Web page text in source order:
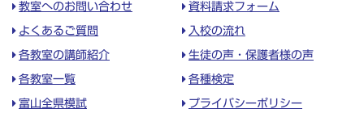
教室へのお問い合わせ 資料請求フォーム
よくあるご質問 入校の流れ
各教室の講師紹介 生徒の声・保護者様の声
各教室一覧 各種検定
富山全県模試 プライバシーポリシー